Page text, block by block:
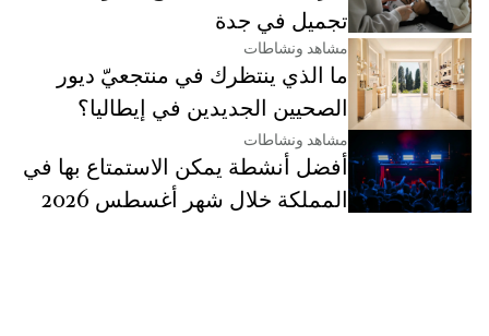
تجميل في جدة
مشاهد ونشاطات
ما الذي ينتظرك في منتجعيّ ديور
الصحيين الجديدين في إيطاليا؟
مشاهد ونشاطات
أفضل أنشطة يمكن الاستمتاع بها في
المملكة خلال شهر أغسطس 2026